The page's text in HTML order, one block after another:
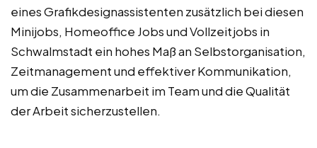
eines Grafikdesignassistenten zusätzlich bei diesen
Minijobs, Homeoffice Jobs und Vollzeitjobs in
Schwalmstadt ein hohes Maß an Selbstorganisation,
Zeitmanagement und effektiver Kommunikation,
um die Zusammenarbeit im Team und die Qualität
der Arbeit sicherzustellen.